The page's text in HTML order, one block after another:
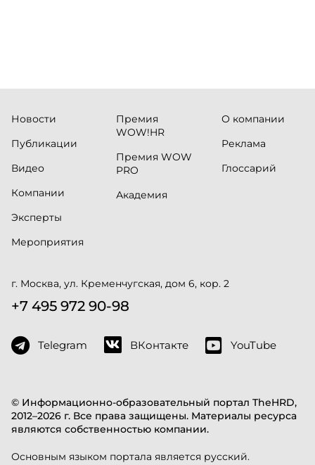
© Информационно-образовательный портал TheHRD,
2012–2026 г. Все права защищены. Материалы ресурса
являются собственностью компании.
Основным языком портала является русский.
Новости
Публикации
Видео
Компании
Эксперты
Мероприятия
Премия
WOW!HR
Премия WOW
PRO
Академия
О компании
Реклама
Глоссарий
г. Москва, ул. Кременчугская, дом 6, кор. 2
+7 495 972 90-98
Telegram ВКонтакте YouTube